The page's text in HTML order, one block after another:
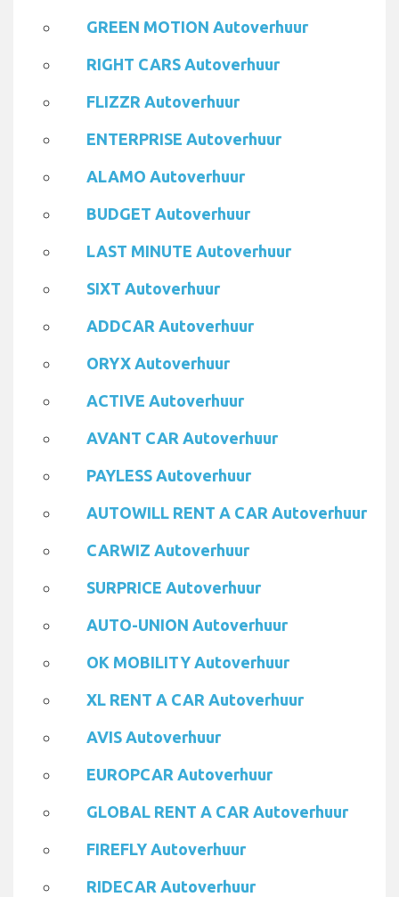
GREEN MOTION Autoverhuur
RIGHT CARS Autoverhuur
FLIZZR Autoverhuur
ENTERPRISE Autoverhuur
ALAMO Autoverhuur
BUDGET Autoverhuur
LAST MINUTE Autoverhuur
SIXT Autoverhuur
ADDCAR Autoverhuur
ORYX Autoverhuur
ACTIVE Autoverhuur
AVANT CAR Autoverhuur
PAYLESS Autoverhuur
AUTOWILL RENT A CAR Autoverhuur
CARWIZ Autoverhuur
SURPRICE Autoverhuur
AUTO-UNION Autoverhuur
OK MOBILITY Autoverhuur
XL RENT A CAR Autoverhuur
AVIS Autoverhuur
EUROPCAR Autoverhuur
GLOBAL RENT A CAR Autoverhuur
FIREFLY Autoverhuur
RIDECAR Autoverhuur